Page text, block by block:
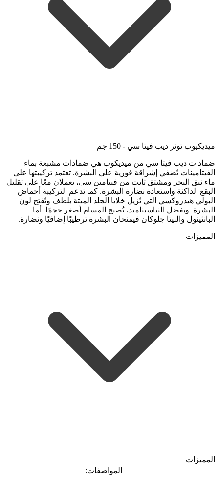
ميديكيوب تونر ديب فيتا سي - 150 جم
ضمادات ديب فيتا سي من ميديكوب هي ضمادات مشبعة بماء
الفيتامينات تُضفي إشراقة فورية على البشرة. تعتمد تركيبتها على
ماء نبق البحر ومشتق ثابت من فيتامين سي، يعملان معًا على تقليل
البقع الداكنة واستعادة نضارة البشرة. كما تدعم التركيبة أحماض
البولي هيدروكسي التي تُزيل خلايا الجلد الميتة بلطف وتُفتح لون
البشرة. وبفضل النياسيناميد، تُصبح المسام أصغر حجمًا. أما
البانثينول والبيتا جلوكان فيمنحان البشرة ترطيبًا إضافيًا ونضارة.
المميزات
المميزات
المواصفات: